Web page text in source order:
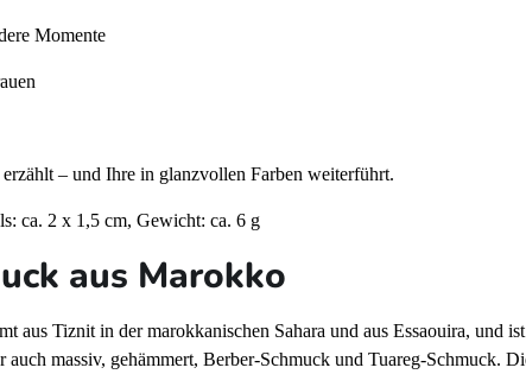
Momente
– und Ihre in glanzvollen Farben weiterführt.
ca. 2 x 1,5 cm, Gewicht: ca. 6 g
aus Marokko
aus Tiznit in der marokkanischen Sahara und aus Essaouira, und
auch massiv, gehämmert, Berber-Schmuck und Tuareg-Schmuck.